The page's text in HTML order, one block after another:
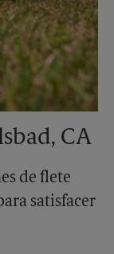
CA
de flete
satisfacer